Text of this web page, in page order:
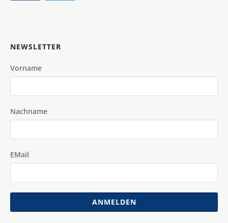
NEWSLETTER
Vorname
Nachname
EMail
ANMELDEN